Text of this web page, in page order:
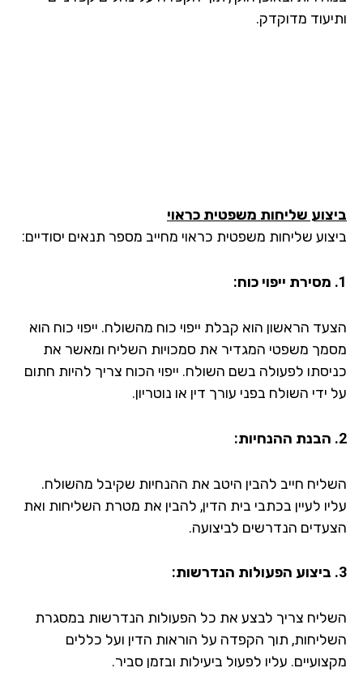
מדוקדק.
שליחות משפטית כראוי
שליחות משפטית כראוי מחייב מספר תנאים יסודיים:
הראשון הוא קבלת ייפוי כוח מהשולח. ייפוי כוח הוא
משפטי המגדיר את סמכויות השליח ומאשר את
לפעולה בשם השולח. ייפוי הכוח צריך להיות חתום
ידי השולח בפני עורך דין או נוטריון.
חייב להבין היטב את ההנחיות שקיבל מהשולח.
לעיין בכתבי בית הדין, להבין את מטרת השליחות ואת
הנדרשים לביצועה.
צריך לבצע את כל הפעולות הנדרשות במסגרת
תוך הקפדה על הוראות הדין ועל כללים
עליו לפעול ביעילות ובזמן סביר.